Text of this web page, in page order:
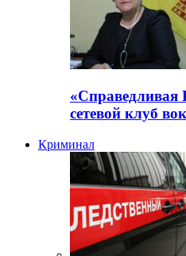
сетевой клуб
Криминал